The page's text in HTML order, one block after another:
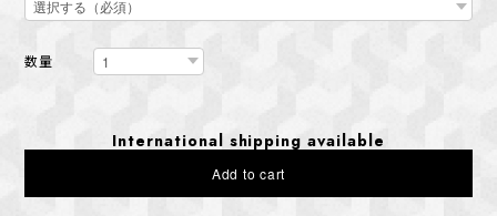
数量
International shipping available
Add to cart